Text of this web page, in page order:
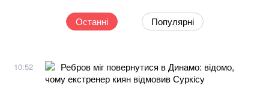
Останні Популярні
10:52
Ребров міг повернутися в Динамо: відомо,
чому екстренер киян відмовив Суркісу